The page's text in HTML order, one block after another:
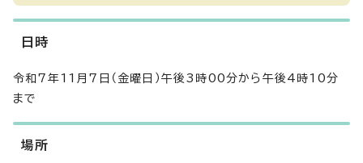
日時
令和7年11月7日（金曜日）午後3時00分から午後4時10分
まで
場所